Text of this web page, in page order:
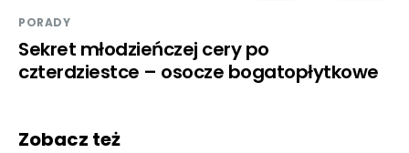
PORADY
Sekret młodzieńczej cery po
czterdziestce – osocze bogatopłytkowe
Zobacz też